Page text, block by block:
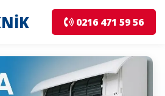
0216 471 59 56